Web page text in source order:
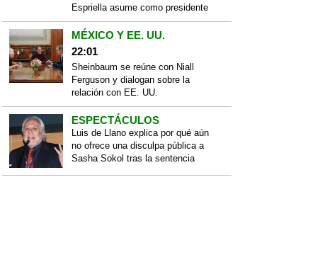
Espriella asume como presidente
MÉXICO Y EE. UU.
22:01
Sheinbaum se reúne con Niall
Ferguson y dialogan sobre la
relación con EE. UU.
ESPECTÁCULOS
Luis de Llano explica por qué aún
no ofrece una disculpa pública a
Sasha Sokol tras la sentencia